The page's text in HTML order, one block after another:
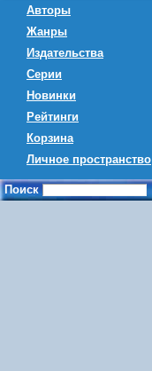
Авторы
Жанры
Издательства
Серии
Новинки
Рейтинги
Корзина
Личное пространство
Поиск